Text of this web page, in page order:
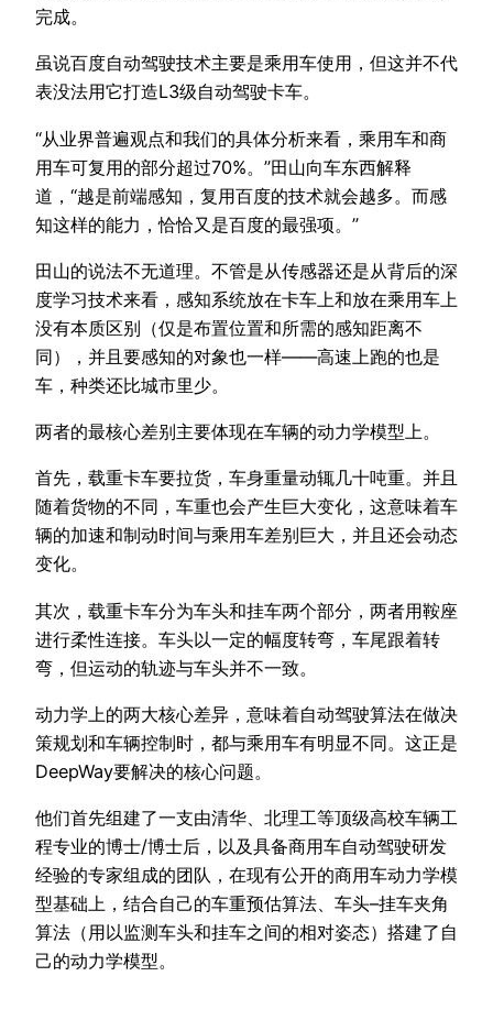
完成。
虽说百度自动驾驶技术主要是乘用车使用，但这并不代
表没法用它打造L3级自动驾驶卡车。
“从业界普遍观点和我们的具体分析来看，乘用车和商
用车可复用的部分超过70%。”田山向车东西解释
道，“越是前端感知，复用百度的技术就会越多。而感
知这样的能力，恰恰又是百度的最强项。”
田山的说法不无道理。不管是从传感器还是从背后的深
度学习技术来看，感知系统放在卡车上和放在乘用车上
没有本质区别（仅是布置位置和所需的感知距离不
同），并且要感知的对象也一样——高速上跑的也是
车，种类还比城市里少。
两者的最核心差别主要体现在车辆的动力学模型上。
首先，载重卡车要拉货，车身重量动辄几十吨重。并且
随着货物的不同，车重也会产生巨大变化，这意味着车
辆的加速和制动时间与乘用车差别巨大，并且还会动态
变化。
其次，载重卡车分为车头和挂车两个部分，两者用鞍座
进行柔性连接。车头以一定的幅度转弯，车尾跟着转
弯，但运动的轨迹与车头并不一致。
动力学上的两大核心差异，意味着自动驾驶算法在做决
策规划和车辆控制时，都与乘用车有明显不同。这正是
DeepWay要解决的核心问题。
他们首先组建了一支由清华、北理工等顶级高校车辆工
程专业的博士/博士后，以及具备商用车自动驾驶研发
经验的专家组成的团队，在现有公开的商用车动力学模
型基础上，结合自己的车重预估算法、车头–挂车夹角
算法（用以监测车头和挂车之间的相对姿态）搭建了自
己的动力学模型。